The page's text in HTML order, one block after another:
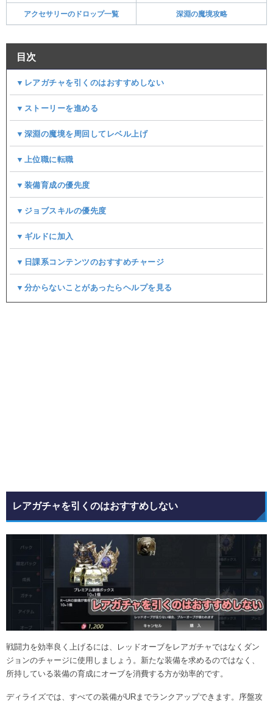
アクセサリーのドロップ一覧 深淵の魔境攻略
目次
▼レアガチャを引くのはおすすめしない
▼ストーリーを進める
▼深淵の魔境を周回してレベル上げ
▼上位職に転職
▼装備育成の優先度
▼ジョブスキルの優先度
▼ギルドに加入
▼日課系コンテンツのおすすめチャージ
▼分からないことがあったらヘルプを見る
レアガチャを引くのはおすすめしない
戦闘力を効率良く上げるには、レッドオーブをレアガチャではなくダン
ジョンのチャージに使用しましょう。新たな装備を求めるのではなく、
所持している装備の育成にオーブを消費する方が効率的です。
ディライズでは、すべての装備がURまでランクアップできます。序盤攻